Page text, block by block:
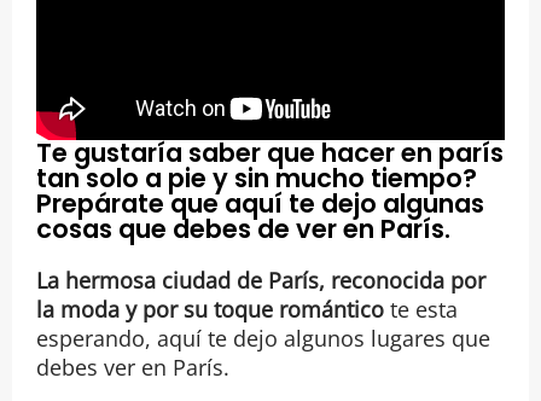
Te gustaría saber que hacer en parís
tan solo a pie y sin mucho tiempo?
Prepárate que aquí te dejo algunas
cosas que debes de ver en París.
La hermosa ciudad de París, reconocida por
la moda y por su toque románticote esta
esperando, aquí te dejo algunos lugares que
debes ver en París.